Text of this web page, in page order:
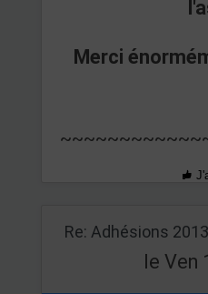
Merci
Re: Adhésions 2013
le Ven